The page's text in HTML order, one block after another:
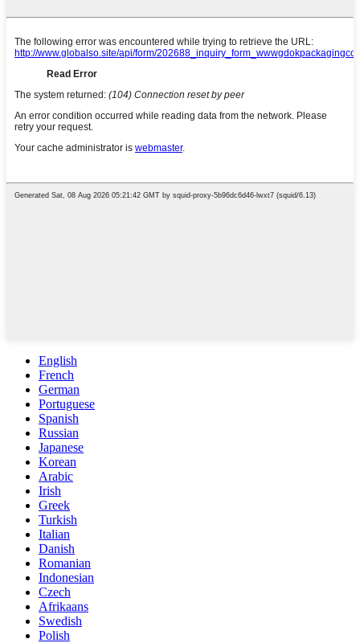
English
French
German
Portuguese
Spanish
Russian
Japanese
Korean
Arabic
Irish
Greek
Turkish
Italian
Danish
Romanian
Indonesian
Czech
Afrikaans
Swedish
Polish